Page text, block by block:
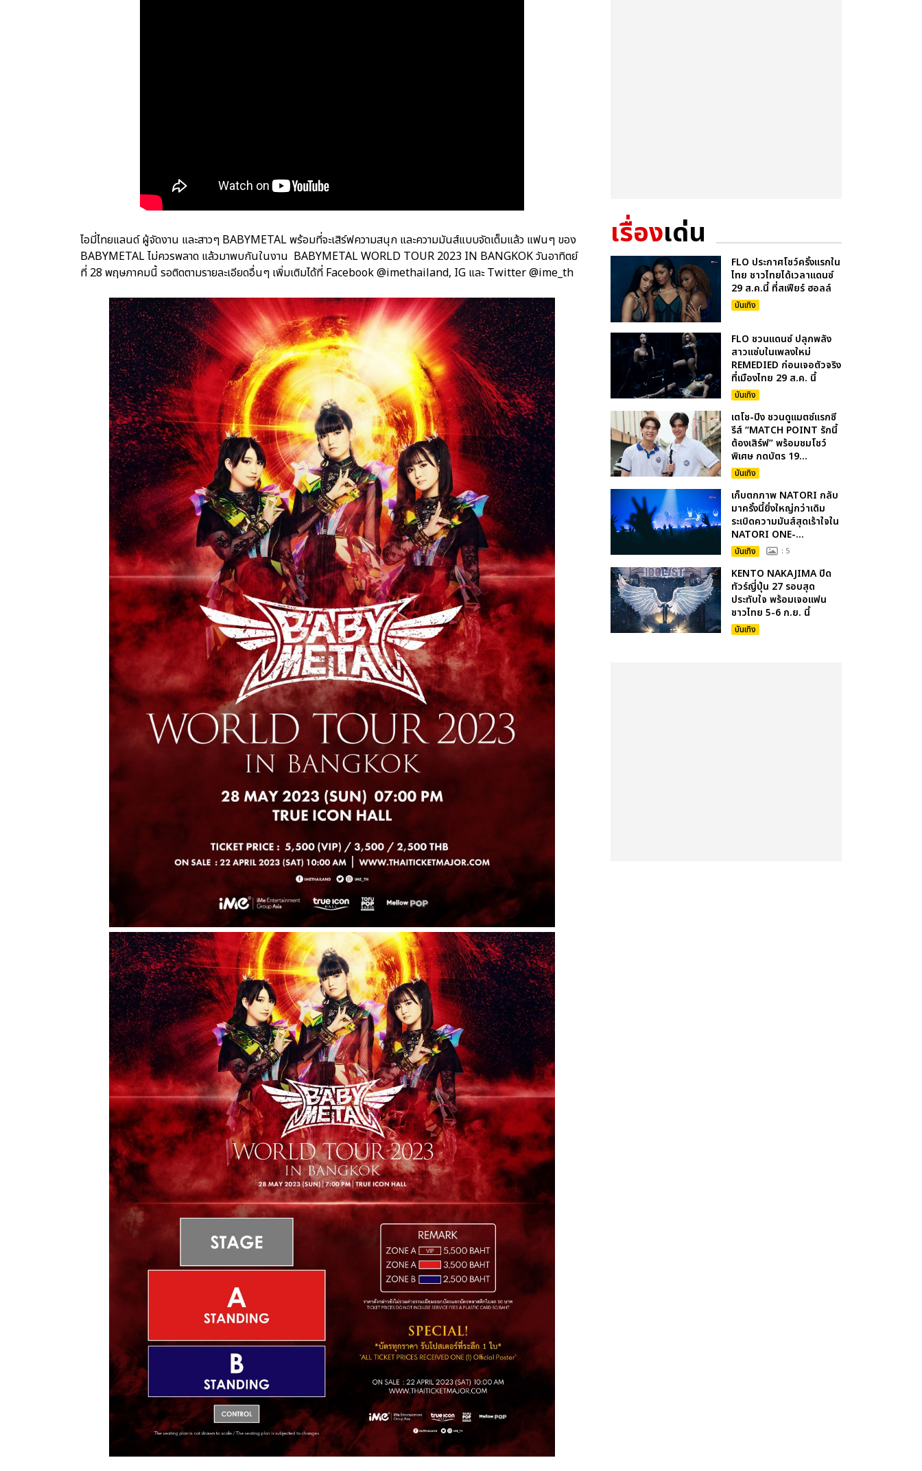
ไอมี่ไทยแลนด์ ผู้จัดงาน และสาวๆ BABYMETAL พร้อมที่จะเสิร์ฟความสนุก และความมันส์แบบจัดเต็มแล้ว แฟนๆ ของ
BABYMETAL ไม่ควรพลาด แล้วมาพบกันในงาน BABYMETAL WORLD TOUR 2023 IN BANGKOK วันอาทิตย์
ที่ 28 พฤษภาคมนี้ รอติดตามรายละเอียดอื่นๆ เพิ่มเติมได้ที่ Facebook @imethailand, IG และ Twitter @ime_th
เรื่องเด่น
FLO ประกาศโชว์ครั้งแรกใน
ไทย ชาวไทยได้เวลาแดนซ์
29 ส.ค.นี้ ที่สเฟียร์ ฮอลล์
บันเทิง
FLO ชวนแดนซ์ ปลุกพลัง
สาวแซ่บในเพลงใหม่
REMEDIED ก่อนเจอตัวจริง
ที่เมืองไทย 29 ส.ค. นี้
บันเทิง
เตโช-ปิง ชวนดูแมตซ์แรกซี
รีส์ “MATCH POINT รักนี้
ต้องเสิร์ฟ” พร้อมชมโชว์
พิเศษ กดบัตร 19...
บันเทิง
เก็บตกภาพ NATORI กลับ
มาครั้งนี้ยิ่งใหญ่กว่าเดิม
ระเบิดความมันส์สุดเร้าใจใน
NATORI ONE-...
บันเทิง : 5
KENTO NAKAJIMA ปิด
ทัวร์ญี่ปุ่น 27 รอบสุด
ประทับใจ พร้อมเจอแฟน
ชาวไทย 5-6 ก.ย. นี้
บันเทิง